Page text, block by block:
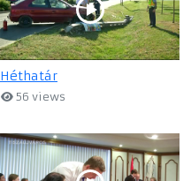
Héthatár
56 views